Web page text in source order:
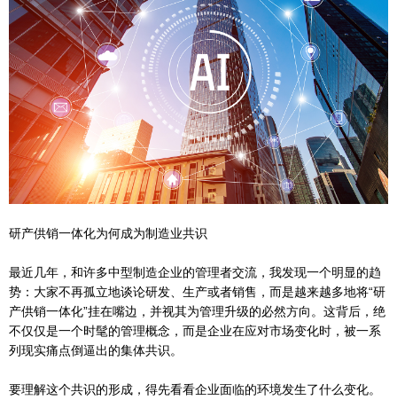
研产供销一体化为何成为制造业共识
最近几年，和许多中型制造企业的管理者交流，我发现一个明显的趋
势：大家不再孤立地谈论研发、生产或者销售，而是越来越多地将“研
产供销一体化”挂在嘴边，并视其为管理升级的必然方向。这背后，绝
不仅仅是一个时髦的管理概念，而是企业在应对市场变化时，被一系
列现实痛点倒逼出的集体共识。
要理解这个共识的形成，得先看看企业面临的环境发生了什么变化。